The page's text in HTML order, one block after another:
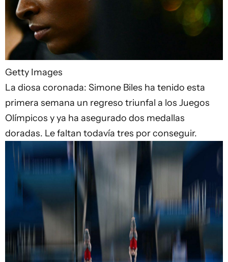
Getty Images
La diosa coronada: Simone Biles ha tenido esta
primera semana un regreso triunfal a los Juegos
Olímpicos y ya ha asegurado dos medallas
doradas. Le faltan todavía tres por conseguir.